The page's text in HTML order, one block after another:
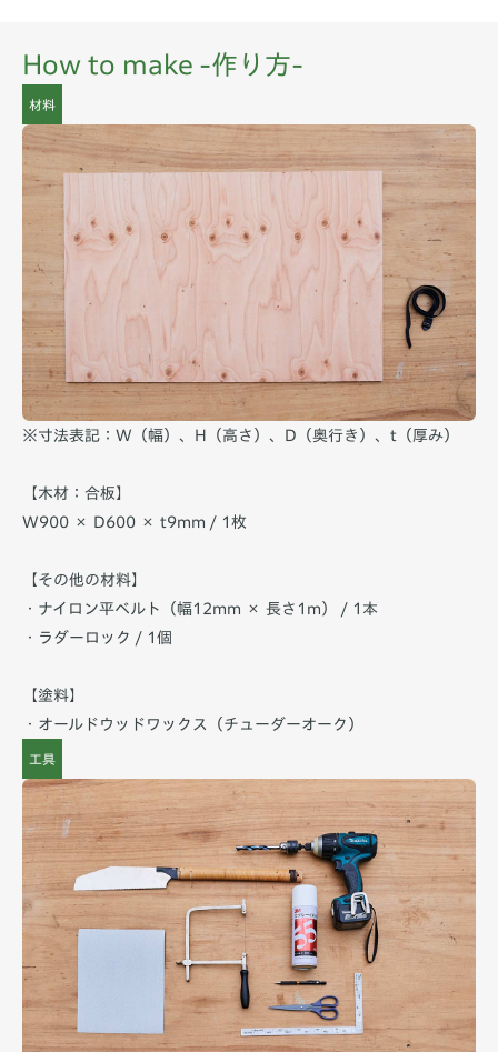
How to make -作り方-
材料
※寸法表記：W（幅）、H（高さ）、D（奥行き）、t（厚み）
【木材：合板】
W900 × D600 × t9mm / 1枚
【その他の材料】
・ナイロン平ベルト（幅12mm × 長さ1m） / 1本
・ラダーロック / 1個
【塗料】
・オールドウッドワックス（チューダーオーク）
工具